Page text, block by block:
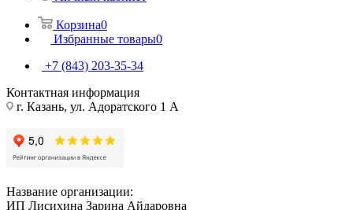
Корзина0
Избранные товары0
+7 (843) 203-35-34
Контактная информация
г. Казань, ул. Адоратского 1 А
Название организации:
ИП Лисихина Зарина Айдаровна